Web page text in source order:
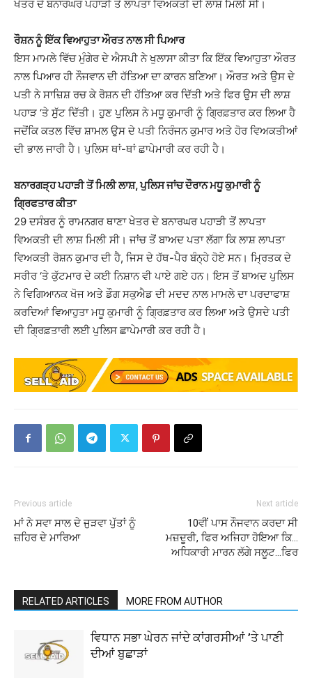
ਖੇਤਰ ਦੇ ਬਨਾਰਘਰ ਪਹਾੜੀ ਤੋਂ ਲਾਪਤਾ ਵਿਅਕਤੀ ਦੀ ਲਾਸ਼ ਮਿਲੀ ਸੀ।
ਰੌਸ਼ਨ ਨੂੰ ਇੱਕ ਵਿਆਹੁਤਾ ਔਰਤ ਨਾਲ ਸੀ ਪਿਆਰ
ਇਸ ਮਾਮਲੇ ਵਿੱਚ ਮੁੰਗੇਰ ਦੇ ਐਸਪੀ ਨੇ ਖੁਲਾਸਾ ਕੀਤਾ ਕਿ ਇੱਕ ਵਿਆਹੁਤਾ ਔਰਤ
ਨਾਲ ਪਿਆਰ ਹੀ ਨੌਜਵਾਨ ਦੀ ਹੱਤਿਆ ਦਾ ਕਾਰਨ ਬਣਿਆ। ਔਰਤ ਅਤੇ ਉਸ ਦੇ
ਪਤੀ ਨੇ ਸਾਜ਼ਿਸ਼ ਰਚ ਕੇ ਰੋਸ਼ਨ ਦੀ ਹੱਤਿਆ ਕਰ ਦਿੱਤੀ ਅਤੇ ਫਿਰ ਉਸ ਦੀ ਲਾਸ਼
ਪਹਾੜ ‘ਤੇ ਸੁੱਟ ਦਿੱਤੀ। ਹੁਣ ਪੁਲਿਸ ਨੇ ਮਧੂ ਕੁਮਾਰੀ ਨੂੰ ਗ੍ਰਿਫ਼ਤਾਰ ਕਰ ਲਿਆ ਹੈ
ਜਦੋਂਕਿ ਕਤਲ ਵਿੱਚ ਸ਼ਾਮਲ ਉਸ ਦੇ ਪਤੀ ਨਿਰੰਜਨ ਕੁਮਾਰ ਅਤੇ ਹੋਰ ਵਿਅਕਤੀਆਂ
ਦੀ ਭਾਲ ਜਾਰੀ ਹੈ। ਪੁਲਿਸ ਥਾਂ-ਥਾਂ ਛਾਪੇਮਾਰੀ ਕਰ ਰਹੀ ਹੈ।
ਬਨਾਰਗੜ੍ਹ ਪਹਾੜੀ ਤੋਂ ਮਿਲੀ ਲਾਸ਼, ਪੁਲਿਸ ਜਾਂਚ ਦੌਰਾਨ ਮਧੂ ਕੁਮਾਰੀ ਨੂੰ
ਗ੍ਰਿਫਤਾਰ ਕੀਤਾ
29 ਦਸੰਬਰ ਨੂੰ ਰਾਮਨਗਰ ਥਾਣਾ ਖੇਤਰ ਦੇ ਬਨਾਰਘਰ ਪਹਾੜੀ ਤੋਂ ਲਾਪਤਾ
ਵਿਅਕਤੀ ਦੀ ਲਾਸ਼ ਮਿਲੀ ਸੀ। ਜਾਂਚ ਤੋਂ ਬਾਅਦ ਪਤਾ ਲੱਗਾ ਕਿ ਲਾਸ਼ ਲਾਪਤਾ
ਵਿਅਕਤੀ ਰੋਸ਼ਨ ਕੁਮਾਰ ਦੀ ਹੈ, ਜਿਸ ਦੇ ਹੱਥ-ਪੈਰ ਬੰਨ੍ਹੇ ਹੋਏ ਸਨ। ਮ੍ਰਿਤਕ ਦੇ
ਸਰੀਰ ‘ਤੇ ਕੁੱਟਮਾਰ ਦੇ ਕਈ ਨਿਸ਼ਾਨ ਵੀ ਪਾਏ ਗਏ ਹਨ। ਇਸ ਤੋਂ ਬਾਅਦ ਪੁਲਿਸ
ਨੇ ਵਿਗਿਆਨਕ ਖੋਜ ਅਤੇ ਡੌਗ ਸਕੁਐਡ ਦੀ ਮਦਦ ਨਾਲ ਮਾਮਲੇ ਦਾ ਪਰਦਾਫਾਸ਼
ਕਰਦਿਆਂ ਵਿਆਹੁਤਾ ਮਧੂ ਕੁਮਾਰੀ ਨੂੰ ਗ੍ਰਿਫ਼ਤਾਰ ਕਰ ਲਿਆ ਅਤੇ ਉਸਦੇ ਪਤੀ
ਦੀ ਗ੍ਰਿਫ਼ਤਾਰੀ ਲਈ ਪੁਲਿਸ ਛਾਪੇਮਾਰੀ ਕਰ ਰਹੀ ਹੈ।
Previous article
ਮਾਂ ਨੇ ਸਵਾ ਸਾਲ ਦੇ ਜੁੜਵਾ ਪੁੱਤਾਂ ਨੂੰ
ਜ਼ਹਿਰ ਦੇ ਮਾਰਿਆ
Next article
10ਵੀਂ ਪਾਸ ਨੌਜਵਾਨ ਕਰਦਾ ਸੀ
ਮਜ਼ਦੂਰੀ, ਫਿਰ ਅਜਿਹਾ ਹੋਇਆ ਕਿ…
ਅਧਿਕਾਰੀ ਮਾਰਨ ਲੱਗੇ ਸਲੂਟ…ਫਿਰ
RELATED ARTICLES MORE FROM AUTHOR
ਵਿਧਾਨ ਸਭਾ ਘੇਰਨ ਜਾਂਦੇ ਕਾਂਗਰਸੀਆਂ ’ਤੇ ਪਾਣੀ
ਦੀਆਂ ਬੁਛਾੜਾਂ